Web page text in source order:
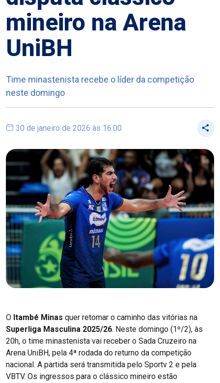
mineiro na Arena
UniBH
Time minastenista recebe o líder da competição
neste domingo
30 de janeiro de 2026 às 16:00
O Itambé Minas quer retomar o caminho das vitórias na
Superliga Masculina 2025/26. Neste domingo (1º/2), às
20h, o time minastenista vai receber o Sada Cruzeiro na
Arena UniBH, pela 4ª rodada do returno da competição
nacional. A partida será transmitida pelo Sportv 2 e pela
VBTV. Os ingressos para o clássico mineiro estão